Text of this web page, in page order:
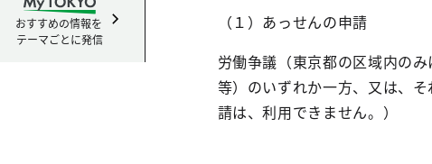
おすすめの情報を
テーマごとに発信
（１）あっせんの申請
労働争議（東京都の区域内の
等）のいずれか一方、又は、
請は、利用できません。）